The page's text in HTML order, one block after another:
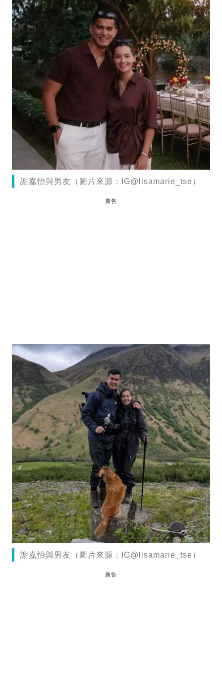
謝嘉怡與男友（圖片來源：IG@lisamarie_tse）
廣告
謝嘉怡與男友（圖片來源：IG@lisamarie_tse）
廣告